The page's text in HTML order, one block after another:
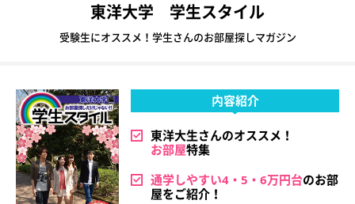
東洋大学 学生スタイル
受験生にオススメ！学生さんのお部屋探しマガジン
内容紹介
東洋大生さんのオススメ！
お部屋特集
通学しやすい4・5・6万円台のお部
屋をご紹介！